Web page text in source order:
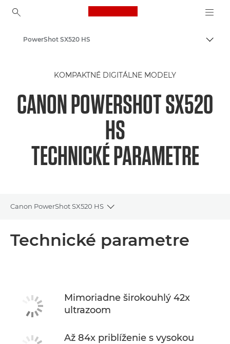
Canon Logo, back to
PowerShot SX520 HS
KOMPAKTNÉ DIGITÁLNE MODELY
CANON POWERSHOT SX520
HS
TECHNICKÉ PARAMETRE
Canon PowerShot SX520 HS
Toggle breadcrumbs
Technické parametre
Mimoriadne širokouhlý 42x
ultrazoom
Až 84x priblíženie s vysokou